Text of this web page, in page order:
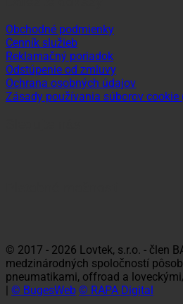
Obchodné podmienky
Cenník služieb
Reklamačný poriadok
Odstúpenie od zmluvy
Ochrana osobných údajov
Zásady používania súborov cookie
© 2017 - 2026 Lovtek, s.r.o. - člen
medzinárodných spoločností
pneumatikami, offroad a
© BugesWeb © RAPA Digital